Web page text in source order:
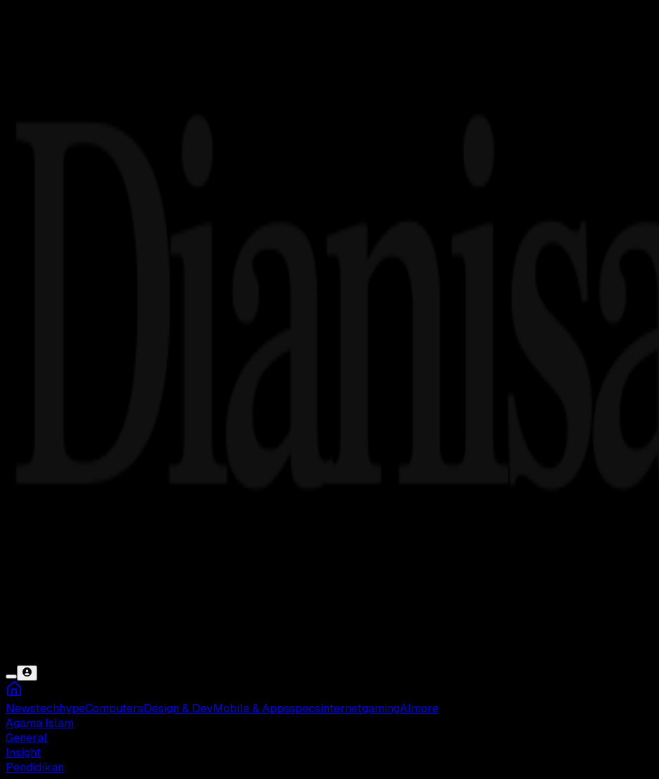
NewstechhypeComputers Design & Dev Mobile & AppsspecsinternetgamingAI more
Agama Islam
General
Insight
Pendidikan